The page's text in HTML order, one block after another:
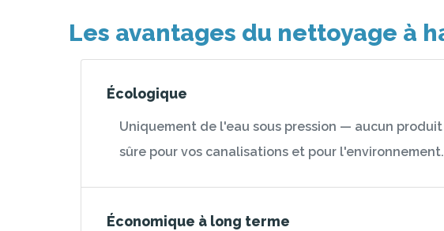
Les avantages du nettoyage à
Écologique
Uniquement de l'eau sous pression — aucun
sûre pour vos canalisations et pour l'environnement.
Économique à long terme